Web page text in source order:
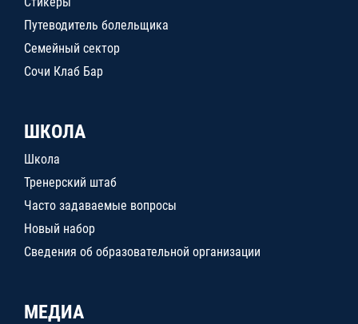
Путеводитель болельщика
Семейный сектор
Сочи Клаб Бар
ШКОЛА
Школа
Тренерский штаб
Часто задаваемые вопросы
Новый набор
Сведения об образовательной организации
МЕДИА